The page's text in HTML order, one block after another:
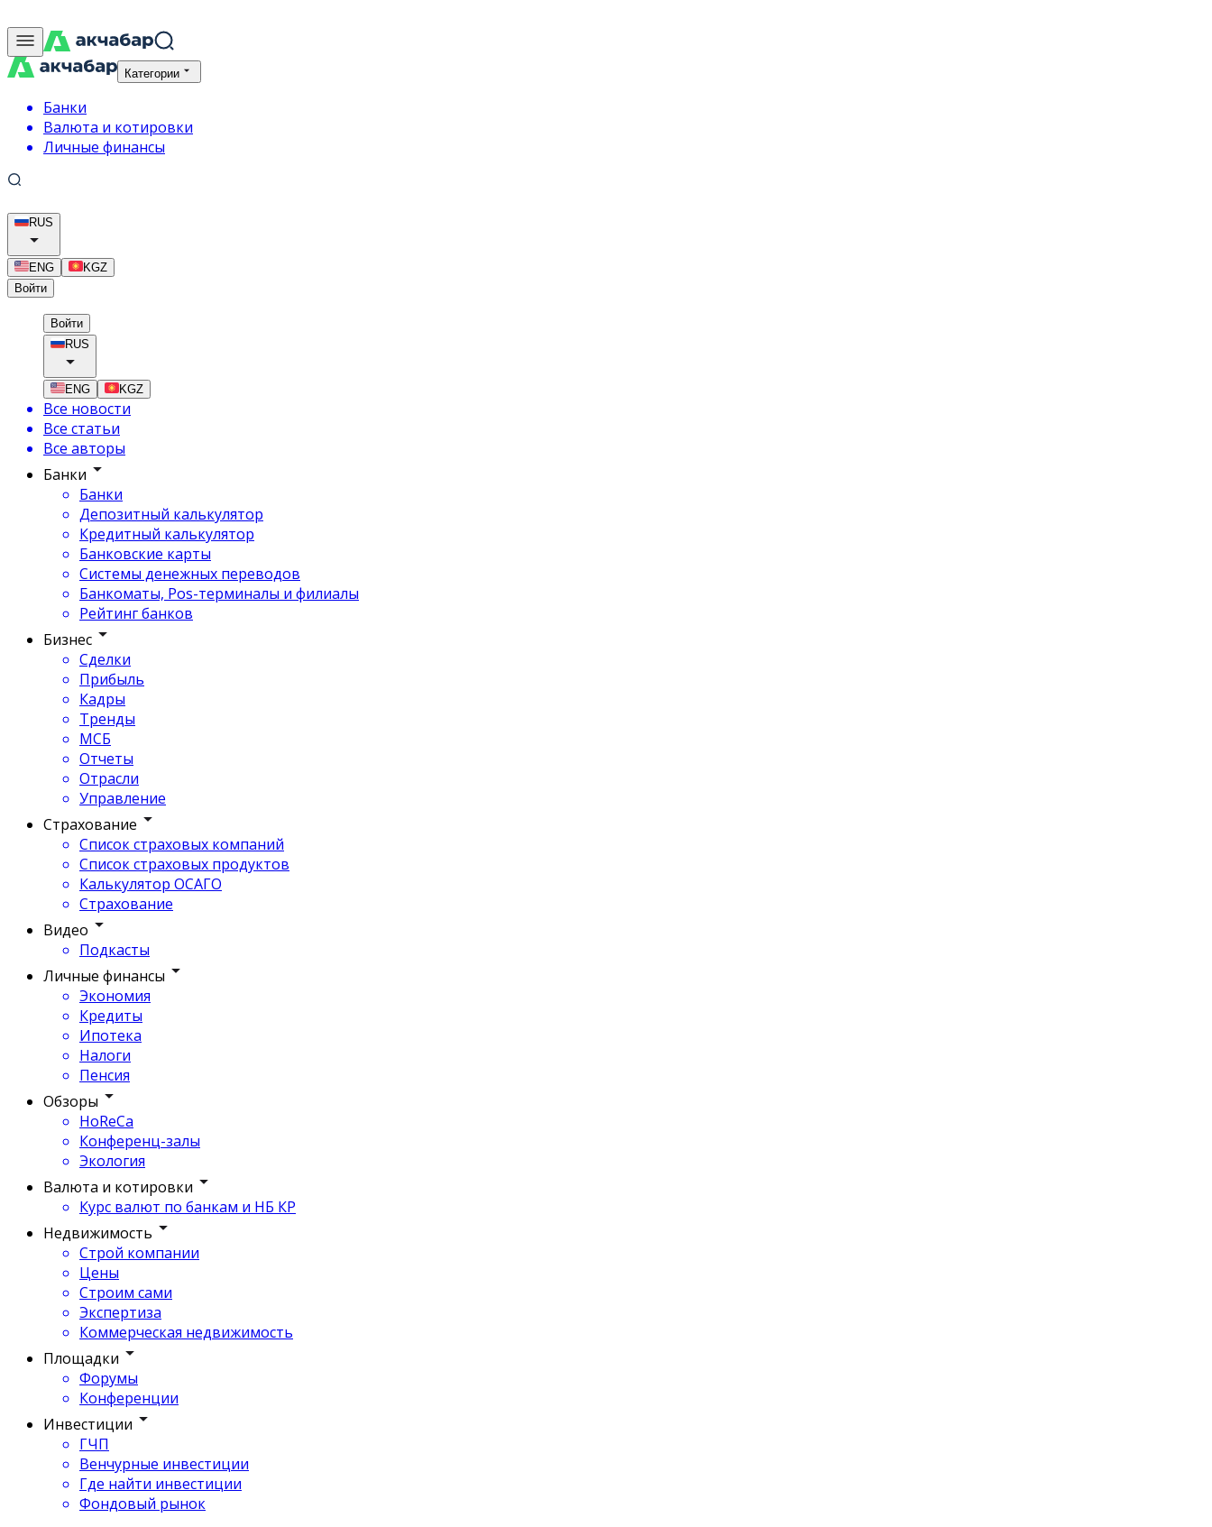
Категории
Банки
Валюта и котировки
Личные финансы
RUS
ENG
KGZ
Войти
Войти
RUS
ENG KGZ
Все новости
Все статьи
Все авторы
Банки
Банки
Депозитный калькулятор
Кредитный калькулятор
Банковские карты
Системы денежных переводов
Банкоматы, Pos-терминалы и филиалы
Рейтинг банков
Бизнес
Сделки
Прибыль
Кадры
Тренды
МСБ
Отчеты
Отрасли
Управление
Страхование
Список страховых компаний
Список страховых продуктов
Калькулятор ОСАГО
Страхование
Видео
Подкасты
Личные финансы
Экономия
Кредиты
Ипотека
Налоги
Пенсия
Обзоры
HoReCa
Конференц-залы
Экология
Валюта и котировки
Курс валют по банкам и НБ КР
Недвижимость
Строй компании
Цены
Строим сами
Экспертиза
Коммерческая недвижимость
Площадки
Форумы
Конференции
Инвестиции
ГЧП
Венчурные инвестиции
Где найти инвестиции
Фондовый рынок